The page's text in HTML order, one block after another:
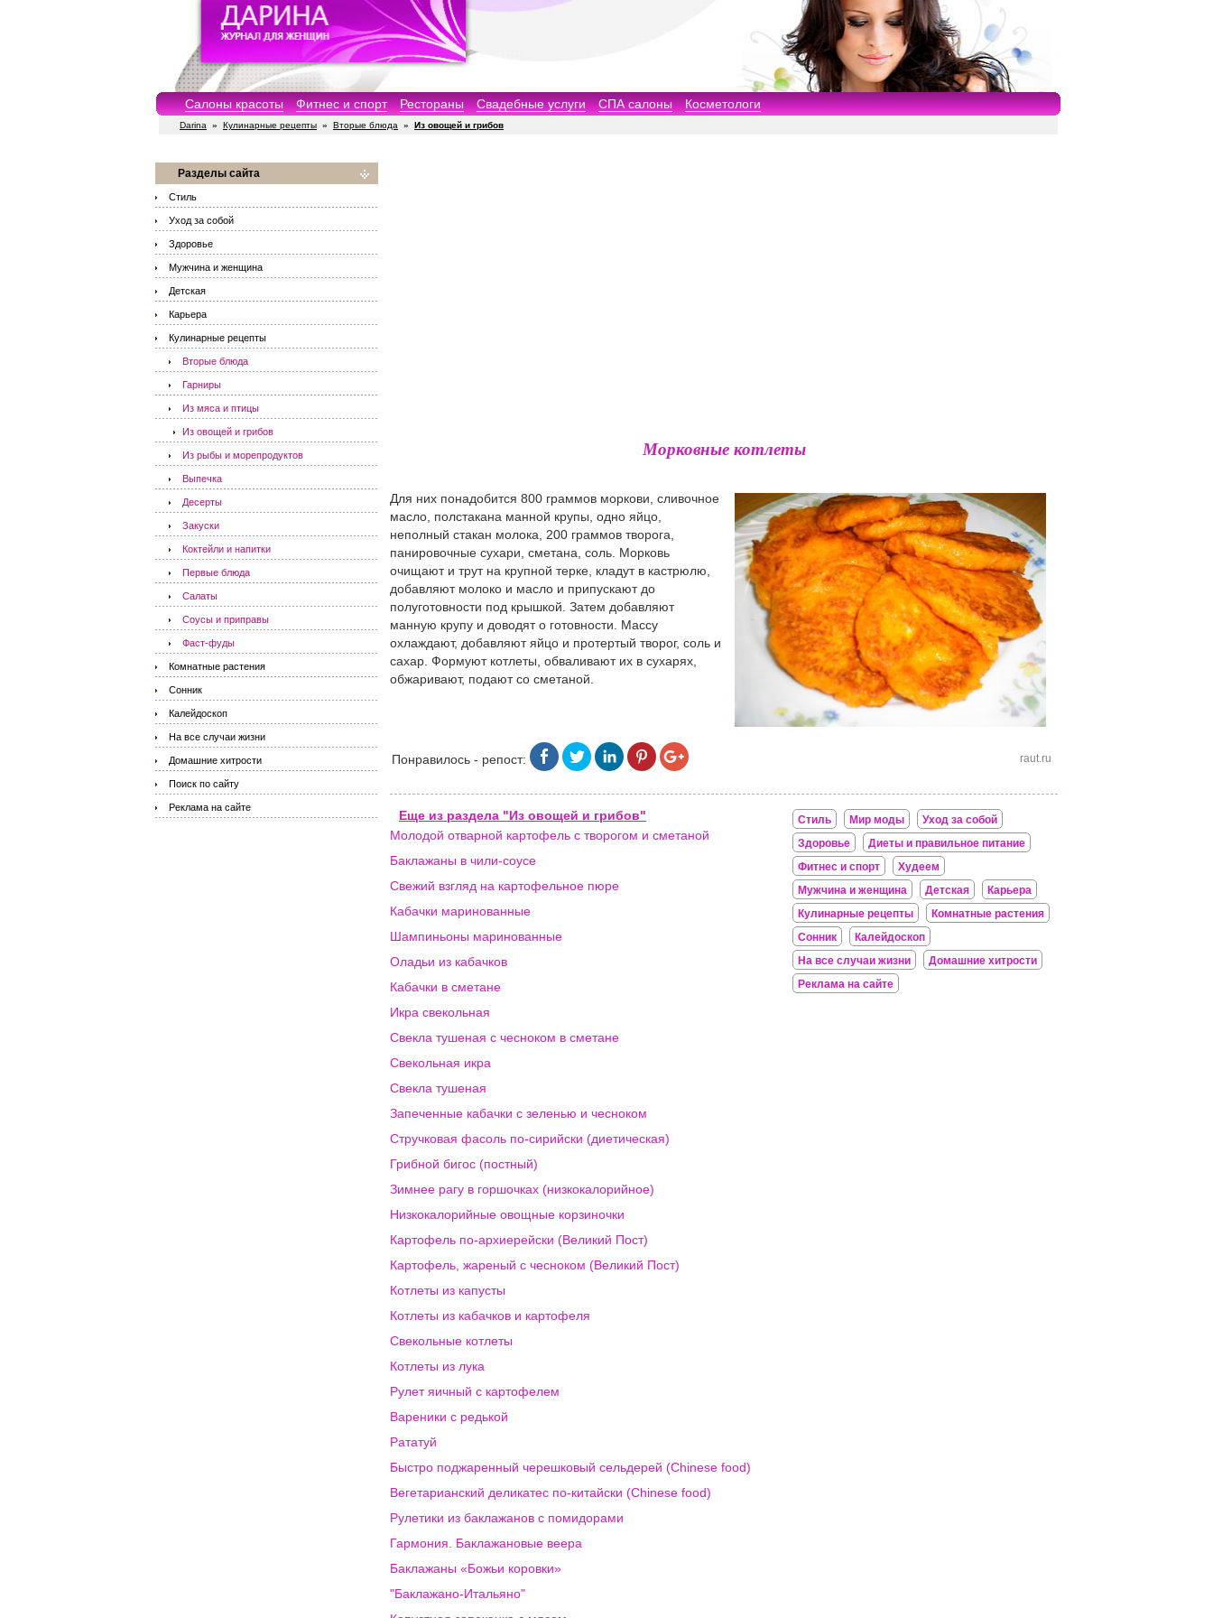
Салоны красоты Фитнес и спорт Рестораны Свадебные услуги СПА салоны Косметологи
Darina » Кулинарные рецепты » Вторые блюда » Из овощей и грибов
Разделы сайта
Стиль
Уход за собой
Здоровье
Мужчина и женщина
Детская
Карьера
Кулинарные рецепты
Вторые блюда
Гарниры
Из мяса и птицы
Из овощей и грибов
Из рыбы и морепродуктов
Выпечка
Десерты
Закуски
Коктейли и напитки
Первые блюда
Салаты
Соусы и приправы
Фаст-фуды
Комнатные растения
Сонник
Калейдоскоп
На все случаи жизни
Домашние хитрости
Поиск по сайту
Реклама на сайте
Морковные котлеты
Для них понадобится 800 граммов моркови, сливочное
масло, полстакана манной крупы, одно яйцо,
неполный стакан молока, 200 граммов творога,
панировочные сухари, сметана, соль. Морковь
очищают и трут на крупной терке, кладут в кастрюлю,
добавляют молоко и масло и припускают до
полуготовности под крышкой. Затем добавляют
манную крупу и доводят о готовности. Массу
охлаждают, добавляют яйцо и протертый творог, соль и
сахар. Формуют котлеты, обваливают их в сухарях,
обжаривают, подают со сметаной.
Понравилось - репост: raut.ru
Еще из раздела "Из овощей и грибов"
Молодой отварной картофель с творогом и сметаной
Баклажаны в чили-соусе
Свежий взгляд на картофельное пюре
Кабачки маринованные
Шампиньоны маринованные
Оладьи из кабачков
Кабачки в сметане
Икра свекольная
Свекла тушеная с чесноком в сметане
Свекольная икра
Свекла тушеная
Запеченные кабачки с зеленью и чесноком
Стручковая фасоль по-сирийски (диетическая)
Грибной бигос (постный)
Зимнее рагу в горшочках (низкокалорийное)
Низкокалорийные овощные корзиночки
Картофель по-архиерейски (Великий Пост)
Картофель, жареный с чесноком (Великий Пост)
Котлеты из капусты
Котлеты из кабачков и картофеля
Свекольные котлеты
Котлеты из лука
Рулет яичный с картофелем
Вареники с редькой
Рататуй
Быстро поджаренный черешковый сельдерей (Chinese food)
Вегетарианский деликатес по-китайски (Chinese food)
Рулетики из баклажанов с помидорами
Гармония. Баклажановые веера
Баклажаны «Божьи коровки»
"Баклажано-Итальяно"
Стиль Мир моды
Уход за собой
Здоровье
Диеты и правильное питание
Фитнес и спорт
Худеем
Мужчина и женщина
Детская
Карьера
Кулинарные рецепты
Комнатные растения
Сонник
Калейдоскоп
На все случаи жизни
Домашние хитрости
Реклама на сайте